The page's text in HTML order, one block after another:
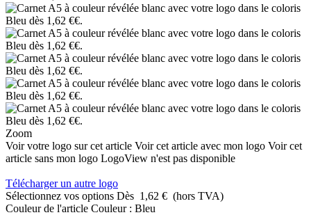
Zoom
Voir votre logo sur cet article Voir cet article avec mon logo Voir cet
article sans mon logo LogoView n'est pas disponible
Télécharger un autre logo
Sélectionnez vos options Dès 1,62 € (hors TVA)
Couleur de l'article Couleur : Bleu